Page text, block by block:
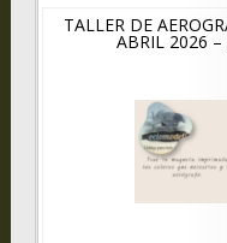
TALLER DE
ABRIL 2026 –